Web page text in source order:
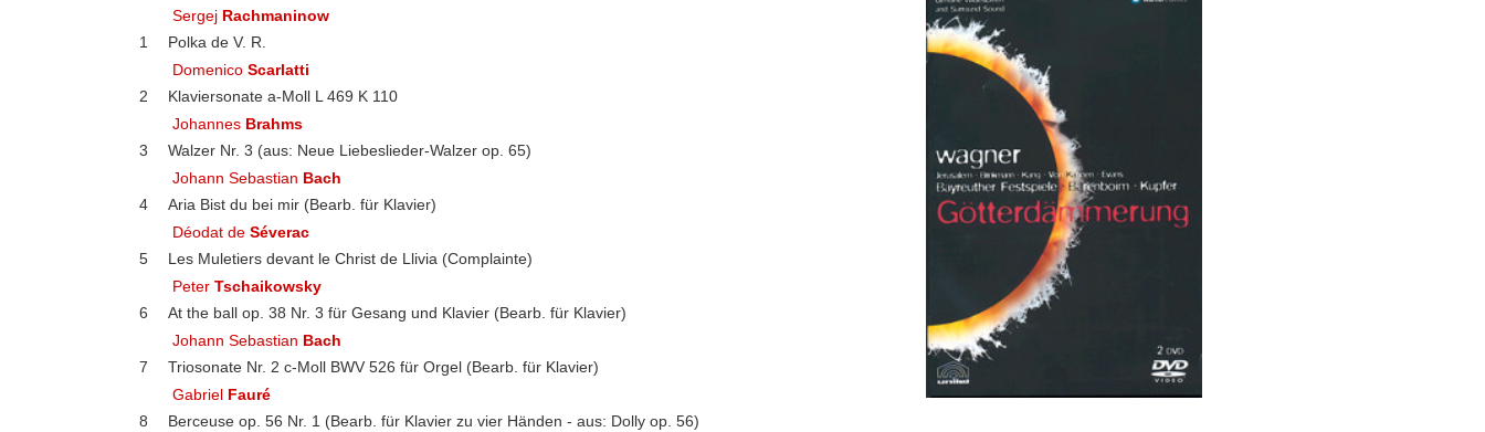
Sergej Rachmaninow
1
Polka de V. R.
DomenicoScarlatti
2
Klaviersonate a-Moll L 469 K 110
Johannes Brahms
3
Walzer Nr. 3 (aus: Neue Liebeslieder-Walzer op. 65)
Johann Sebastian Bach
4
Aria Bist du bei mir (Bearb. für Klavier)
Déodat deSéverac
5
Les Muletiers devant le Christ de Llivia (Complainte)
PeterTschaikowsky
6
At the ball op. 38 Nr. 3 für Gesang und Klavier (Bearb. für Klavier)
Johann Sebastian Bach
7
Triosonate Nr. 2 c-Moll BWV 526 für Orgel (Bearb. für Klavier)
Gabriel Fauré
8
Berceuse op. 56 Nr. 1 (Bearb. für Klavier zu vier Händen - aus: Dolly op. 56)